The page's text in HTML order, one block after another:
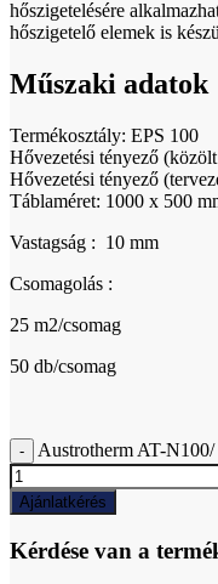
hőszigetelésére
hőszigetelő elemek is
Műszaki adatok
Termékosztály: EPS 100
Hővezetési tényező
Hővezetési tényező
Táblaméret: 1000 x 500
Vastagság : 10 mm
Csomagolás :
25 m2/csomag
50 db/csomag
Austrotherm AT-
Ajánlatkérés
Kérdése van a